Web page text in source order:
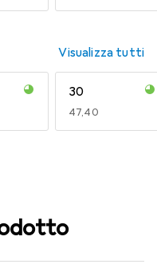
Visualizza tutti
30
EUR
47,40